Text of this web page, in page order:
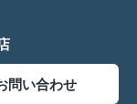
問い合わせ